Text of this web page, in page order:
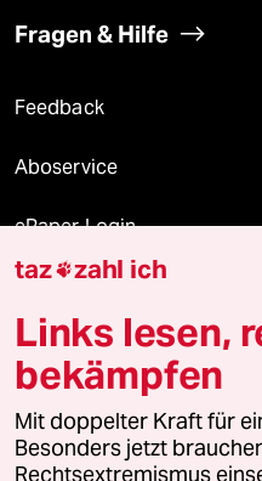
Fragen & Hilfe
Feedback
Aboservice
ePaper Login
Downloads für
© 2026 taz Verlags und
Alle Rechte vorbehalten. Bei
wenden Sie sich bitte an
taz zahl ich
Links lesen,
bekämpfen
Mit doppelter Kraft für
Besonders jetzt
Rechtsextremismus